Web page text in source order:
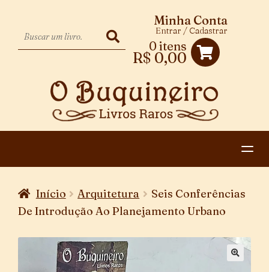
0 itens
R$ 0,00
Minha Conta
Entrar / Cadastrar
CATEGORIAS
EXPANDIR
MENU
CONTATO
Início Arquitetura
Seis Conferências
De Introdução Ao Planejamento Urbano